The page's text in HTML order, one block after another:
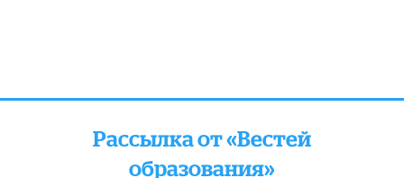
Рассылка от «Вестей
образования»